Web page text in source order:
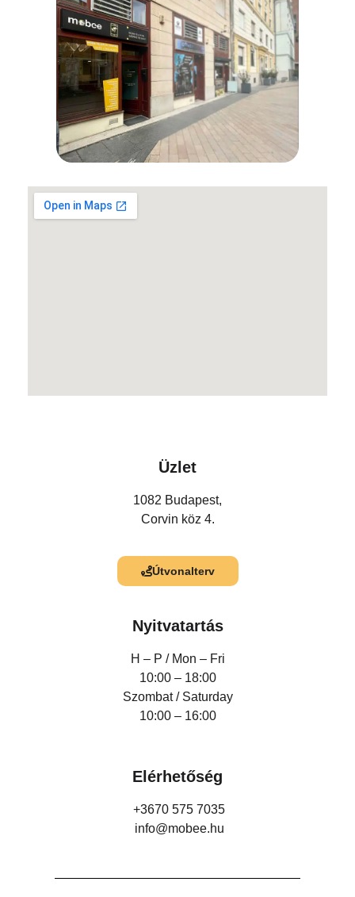
Üzlet
1082 Budapest,
Corvin köz 4.
Útvonalterv
Nyitvatartás
H – P / Mon – Fri
10:00 – 18:00
Szombat / Saturday
10:00 – 16:00
Elérhetőség
+3670 575 7035
info@mobee.hu